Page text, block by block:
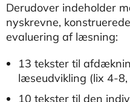
Derudover indeholder
nyskrevne,
evaluering af læsning:
13 tekster til
læseudvikling (lix 4-8,
10 tekster til den